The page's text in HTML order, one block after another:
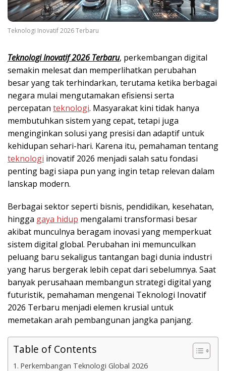
Teknologi Inovatif 2026 Terbaru
Teknologi Inovatif 2026 Terbaru, perkembangan digital
semakin melesat dan memperlihatkan perubahan
besar yang tak terhindarkan, terutama ketika berbagai
negara mulai mengutamakan efisiensi serta
percepatan teknologi. Masyarakat kini tidak hanya
membutuhkan sistem yang cepat, tetapi juga
menginginkan solusi yang presisi dan adaptif untuk
kehidupan sehari-hari. Karena itu, pemahaman tentang
teknologi inovatif 2026 menjadi salah satu fondasi
penting bagi siapa pun yang ingin tetap relevan dalam
lanskap modern.
Berbagai sektor seperti bisnis, pendidikan, kesehatan,
hingga gaya hidup mengalami transformasi besar
akibat munculnya beragam inovasi yang memperkuat
sistem digital global. Perubahan ini memunculkan
peluang baru sekaligus tantangan bagi dunia industri
yang harus bergerak lebih cepat dari sebelumnya. Saat
banyak perusahaan membangun strategi digital yang
futuristik, pemahaman mengenai Teknologi Inovatif
2026 Terbaru menjadi elemen krusial untuk
memetakan arah pembangunan jangka panjang.
Table of Contents
Perkembangan Teknologi Global 2026